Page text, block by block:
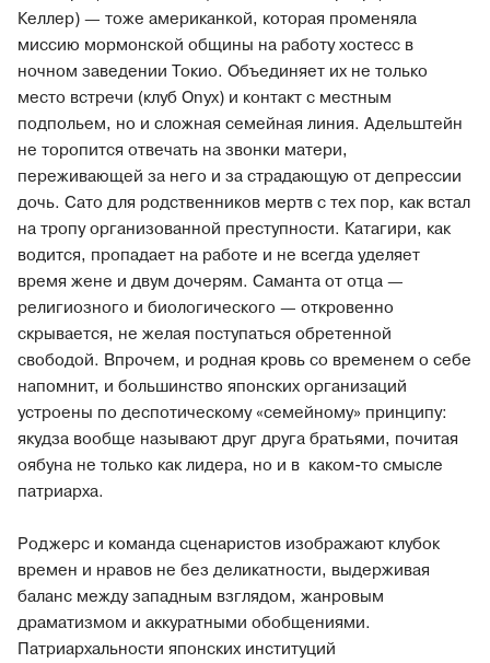
Келлер) — тоже американкой, которая променяла
миссию мормонской общины на работу хостесс в
ночном заведении Токио. Объединяет их не только
место встречи (клуб Onyx) и контакт с местным
подпольем, но и сложная семейная линия. Адельштейн
не торопится отвечать на звонки матери,
переживающей за него и за страдающую от депрессии
дочь. Сато для родственников мертв с тех пор, как встал
на тропу организованной преступности. Катагири, как
водится, пропадает на работе и не всегда уделяет
время жене и двум дочерям. Саманта от отца —
религиозного и биологического — откровенно
скрывается, не желая поступаться обретенной
свободой. Впрочем, и родная кровь со временем о себе
напомнит, и большинство японских организаций
устроены по деспотическому «семейному» принципу:
якудза вообще называют друг друга братьями, почитая
оябуна не только как лидера, но и в ­ каком-то смысле
патриарха.
Роджерс и команда сценаристов изображают клубок
времен и нравов не без деликатности, выдерживая
баланс между западным взглядом, жанровым
драматизмом и аккуратными обобщениями.
Патриархальности японских институций